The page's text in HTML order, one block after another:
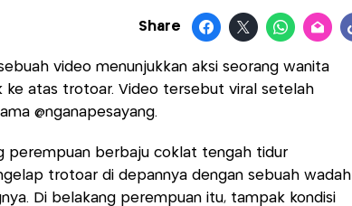
Share
video menunjukkan aksi seorang wanita
ke atas trotoar. Video tersebut viral setelah
@nganapesayang.
perempuan berbaju coklat tengah tidur
trotoar di depannya dengan sebuah wadah
Di belakang perempuan itu, tampak kondisi